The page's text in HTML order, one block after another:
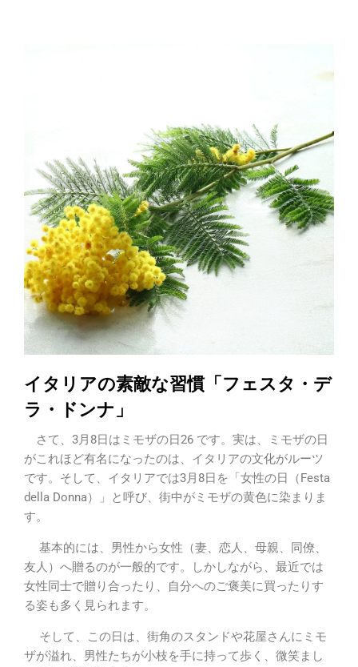
イタリアの素敵な習慣「フェスタ・デ
ラ・ドンナ」
さて、3月8日はミモザの日26 です。実は、ミモザの日
がこれほど有名になったのは、イタリアの文化がルーツ
です。そして、イタリアでは3月8日を「女性の日（Festa
della Donna）」と呼び、街中がミモザの黄色に染まりま
す。
基本的には、男性から女性（妻、恋人、母親、同僚、
友人）へ贈るのが一般的です。しかしながら、最近では
女性同士で贈り合ったり、自分へのご褒美に買ったりす
る姿も多く見られます。
そして、この日は、街角のスタンドや花屋さんにミモ
ザが溢れ、男性たちが小枝を手に持って歩く、微笑まし